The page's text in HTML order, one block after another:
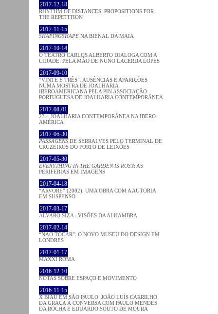
2017-12-18
RHYTHM OF DISTANCES: PROPOSITIONS FOR
THE REPETITION
2017-11-15
SHAPINGSHAPE NA BIENAL DA MAIA
2017-10-14
O TEATRO CARLOS ALBERTO DIALOGA COM A
CIDADE: PELA MÃO DE NUNO LACERDA LOPES
2017-09-10
“VINTE E TRÊS”. AUSÊNCIAS E APARIÇÕES
NUMA MOSTRA DE JOALHARIA
IBEROAMERICANA PELA PIN ASSOCIAÇÃO
PORTUGUESA DE JOALHARIA CONTEMPORÂNEA
2017-08-01
23 – JOALHARIA CONTEMPORÂNEA NA IBERO-
AMÉRICA
2017-06-30
PASSAGENS DE SERRALVES PELO TERMINAL DE
CRUZEIROS DO PORTO DE LEIXÕES
2017-05-30
EVERYTHING IN THE GARDEN IS ROSY: AS
PERIFERIAS EM IMAGENS
2017-04-18
“ÁRVORE” (2002), UMA OBRA COM A AUTORIA
EM SUSPENSO
2017-03-17
ÁLVARO SIZA : VISÕES DA ALHAMBRA
2017-02-14
“NÃO TOCAR”: O NOVO MUSEU DO DESIGN EM
LONDRES
2017-01-17
MAXXI ROMA
2016-12-10
NOTAS SOBRE ESPAÇO E MOVIMENTO
2016-11-15
X BIAU EM SÃO PAULO: JOÃO LUÍS CARRILHO
DA GRAÇA À CONVERSA COM PAULO MENDES
DA ROCHA E EDUARDO SOUTO DE MOURA